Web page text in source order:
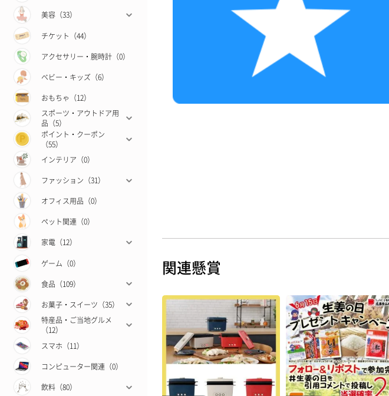
美容（33）
チケット（44）
アクセサリー・腕時計（0）
ベビー・キッズ（6）
おもちゃ（12）
スポーツ・アウトドア用
品（5）
ポイント・クーポン
（55）
インテリア（0）
ファッション（31）
オフィス用品（0）
ペット関連（0）
家電（12）
ゲーム（0）
食品（109）
お菓子・スイーツ（35）
特産品・ご当地グルメ
（12）
スマホ（11）
コンピューター関連（0）
飲料（80）
関連懸賞